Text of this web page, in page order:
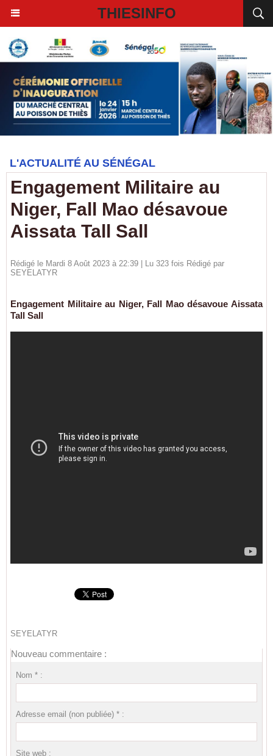
THIESINFO
L'ACTUALITÉ AU SÉNÉGAL
Engagement Militaire au
Niger, Fall Mao désavoue
Aissata Tall Sall
Rédigé le Mardi 8 Août 2023 à 22:39 | Lu 323 fois Rédigé par
SEYELATYR
Engagement Militaire au Niger, Fall Mao désavoue Aissata
Tall Sall
SEYELATYR
Nouveau commentaire :
Nom * :
Adresse email (non publiée) * :
Site web :